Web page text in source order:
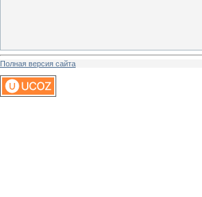
Полная версия сайта